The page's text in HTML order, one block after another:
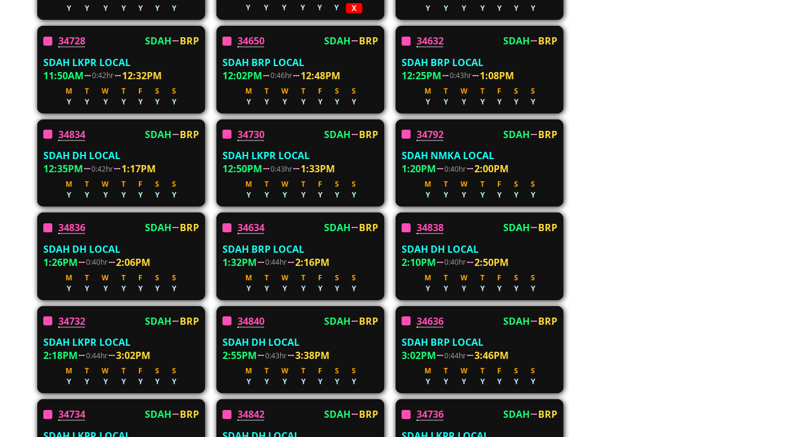
Y
Y Y Y Y Y Y
Y
Y Y Y Y Y X
Y
Y Y Y Y Y Y
34728 SDAH
BRP
SDAH LKPR LOCAL
11:50AM
0:42hr 12:32PM
M T W T F S
S
Y
Y Y Y Y Y Y
34650 SDAH
BRP
SDAH BRP LOCAL
12:02PM
0:46hr 12:48PM
M T W T F S
S
Y
Y Y Y Y Y Y
34632 SDAH
BRP
SDAH BRP LOCAL
12:25PM
0:43hr 1:08PM
M T W T F S
S
Y
Y Y Y Y Y Y
34834 SDAH
BRP
SDAH DH LOCAL
12:35PM
0:42hr 1:17PM
M T W T F S
S
Y
Y Y Y Y Y Y
34730 SDAH
BRP
SDAH LKPR LOCAL
12:50PM
0:43hr 1:33PM
M T W T F S
S
Y
Y Y Y Y Y Y
34792 SDAH
BRP
SDAH NMKA LOCAL
1:20PM
0:40hr 2:00PM
M T W T F S
S
Y
Y Y Y Y Y Y
34836 SDAH
BRP
SDAH DH LOCAL
1:26PM
0:40hr 2:06PM
M T W T F S
S
Y
Y Y Y Y Y Y
34634 SDAH
BRP
SDAH BRP LOCAL
1:32PM
0:44hr 2:16PM
M T W T F S
S
Y
Y Y Y Y Y Y
34838 SDAH
BRP
SDAH DH LOCAL
2:10PM
0:40hr 2:50PM
M T W T F S
S
Y
Y Y Y Y Y Y
34732 SDAH
BRP
SDAH LKPR LOCAL
2:18PM
0:44hr 3:02PM
M T W T F S
S
Y
Y Y Y Y Y Y
34840 SDAH
BRP
SDAH DH LOCAL
2:55PM
0:43hr 3:38PM
M T W T F S
S
Y
Y Y Y Y Y Y
34636 SDAH
BRP
SDAH BRP LOCAL
3:02PM
0:44hr 3:46PM
M T W T F S
S
Y
Y Y Y Y Y Y
34734 SDAH
BRP
34842 SDAH
BRP
34736 SDAH
BRP